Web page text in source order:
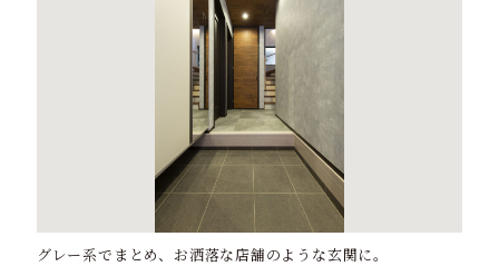
グレー系でまとめ、お洒落な店舗のような玄関に。